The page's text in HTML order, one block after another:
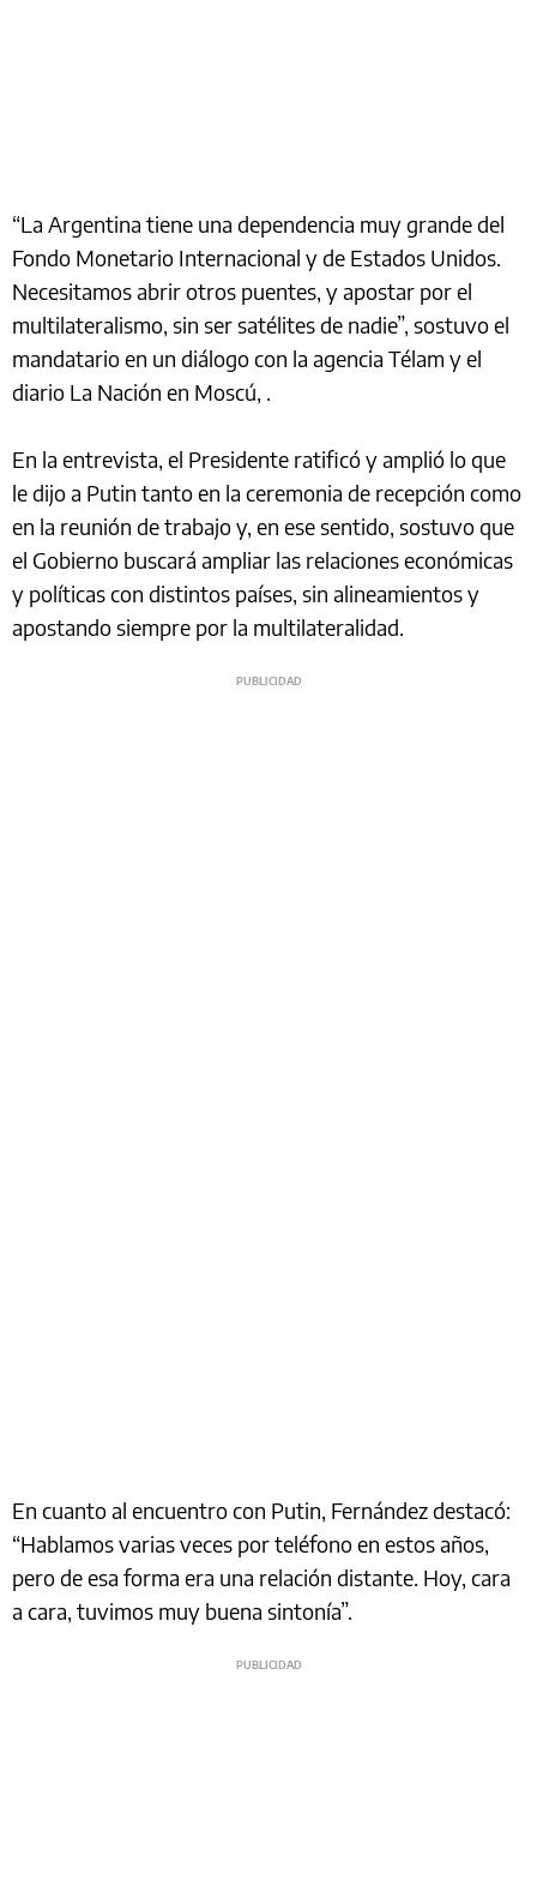
“La Argentina tiene una dependencia muy grande del
Fondo Monetario Internacional y de Estados Unidos.
Necesitamos abrir otros puentes, y apostar por el
multilateralismo, sin ser satélites de nadie”, sostuvo el
mandatario en un diálogo con la agencia Télam y el
diario La Nación en Moscú, .
En la entrevista, el Presidente ratificó y amplió lo que
le dijo a Putin tanto en la ceremonia de recepción como
en la reunión de trabajo y, en ese sentido, sostuvo que
el Gobierno buscará ampliar las relaciones económicas
y políticas con distintos países, sin alineamientos y
apostando siempre por la multilateralidad.
En cuanto al encuentro con Putin, Fernández destacó:
“Hablamos varias veces por teléfono en estos años,
pero de esa forma era una relación distante. Hoy, cara
a cara, tuvimos muy buena sintonía”.